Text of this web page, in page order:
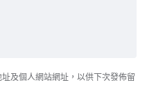
及個人網站網址，以供下次發佈留